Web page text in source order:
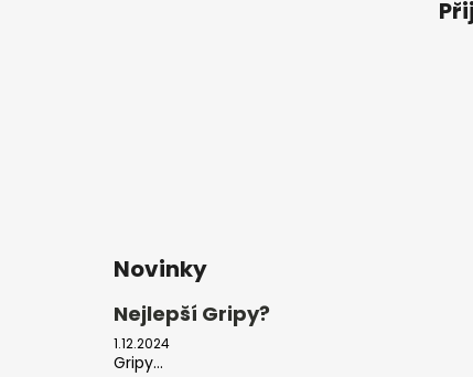
Novinky
Nejlepší Gripy?
1.12.2024
Gripy...